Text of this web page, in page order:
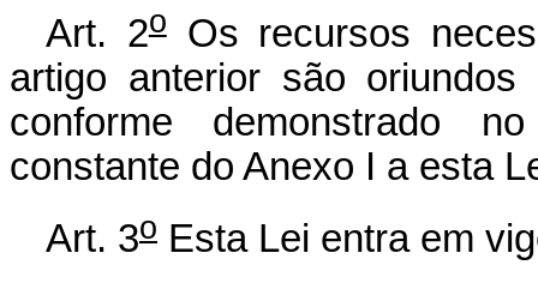
Art. 2oOs recursos
artigo anterior são
conforme demonstrado
constante do Anexo I a esta
Art. 3o Esta Lei entra em